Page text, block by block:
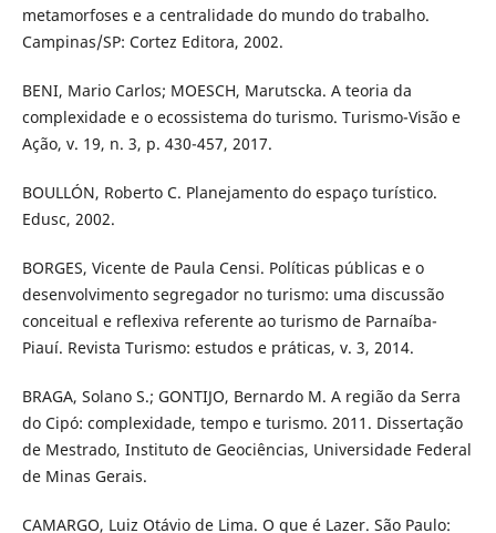
metamorfoses e a centralidade do mundo do trabalho.
Campinas/SP: Cortez Editora, 2002.
BENI, Mario Carlos; MOESCH, Marutscka. A teoria da
complexidade e o ecossistema do turismo. Turismo-Visão e
Ação, v. 19, n. 3, p. 430-457, 2017.
BOULLÓN, Roberto C. Planejamento do espaço turístico.
Edusc, 2002.
BORGES, Vicente de Paula Censi. Políticas públicas e o
desenvolvimento segregador no turismo: uma discussão
conceitual e reflexiva referente ao turismo de Parnaíba-
Piauí. Revista Turismo: estudos e práticas, v. 3, 2014.
BRAGA, Solano S.; GONTIJO, Bernardo M. A região da Serra
do Cipó: complexidade, tempo e turismo. 2011. Dissertação
de Mestrado, Instituto de Geociências, Universidade Federal
de Minas Gerais.
CAMARGO, Luiz Otávio de Lima. O que é Lazer. São Paulo: